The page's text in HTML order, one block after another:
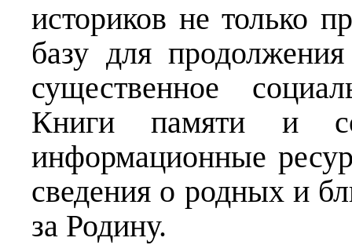
историков не только
базу для
существенное
Книги памяти и
информационные
сведения о родных и
за Родину.